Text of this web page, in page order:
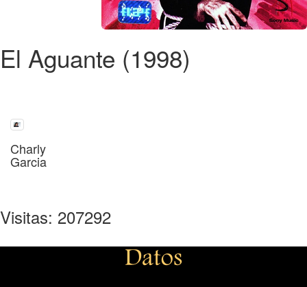
El Aguante (1998)
Charly
Garcia
Visitas: 207292
Datos